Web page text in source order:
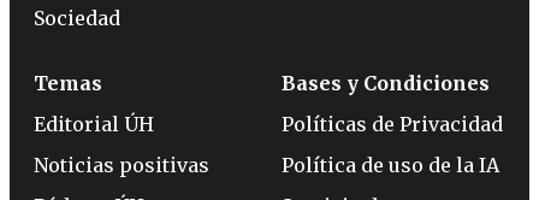
Sociedad
Temas
Editorial ÚH
Noticias positivas
Bases y Condiciones
Políticas de Privacidad
Política de uso de la IA